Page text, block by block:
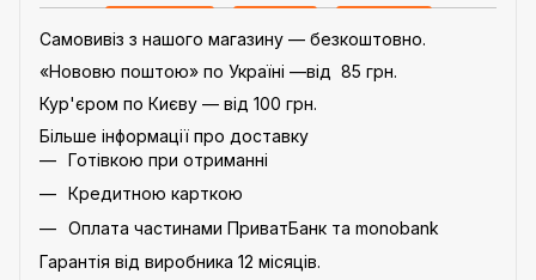
Самовивіз з нашого магазину — безкоштовно.
«Нововю поштою» по Україні —від 85 грн.
Кур'єром по Києву — від 100 грн.
Більше інформації про доставку
Готівкою при отриманні
Кредитною карткою
Оплата частинами ПриватБанк та monobank
Гарантія від виробника 12 місяців.